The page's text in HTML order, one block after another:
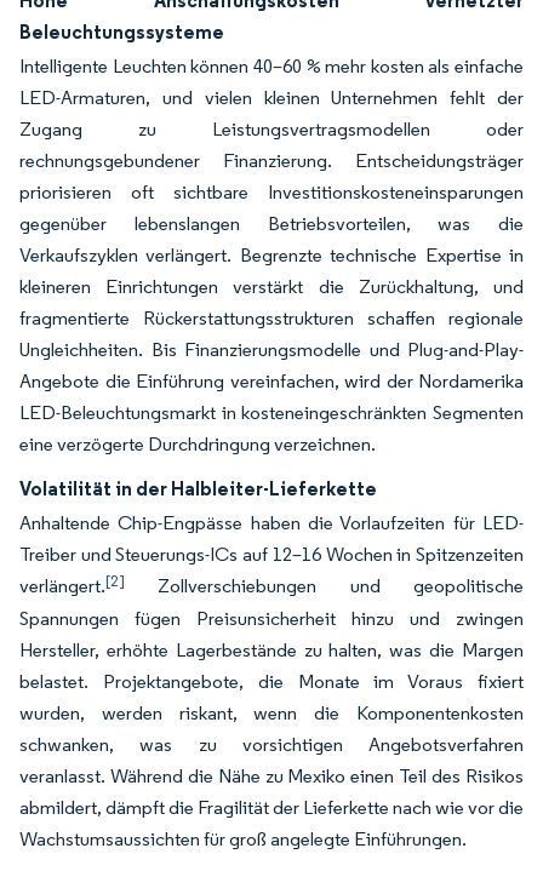
Beleuchtungssysteme
Intelligente Leuchten können 40–60 % mehr kosten als einfache
LED-Armaturen, und vielen kleinen Unternehmen fehlt der
Zugang zu Leistungsvertragsmodellen oder
rechnungsgebundener Finanzierung. Entscheidungsträger
priorisieren oft sichtbare Investitionskosteneinsparungen
gegenüber lebenslangen Betriebsvorteilen, was die
Verkaufszyklen verlängert. Begrenzte technische Expertise in
kleineren Einrichtungen verstärkt die Zurückhaltung, und
fragmentierte Rückerstattungsstrukturen schaffen regionale
Ungleichheiten. Bis Finanzierungsmodelle und Plug-and-Play-
Angebote die Einführung vereinfachen, wird der Nordamerika
LED-Beleuchtungsmarkt in kosteneingeschränkten Segmenten
eine verzögerte Durchdringung verzeichnen.
Volatilität in der Halbleiter-Lieferkette
Anhaltende Chip-Engpässe haben die Vorlaufzeiten für LED-
Treiber und Steuerungs-ICs auf 12–16 Wochen in Spitzenzeiten
verlängert.[2]
Zollverschiebungen und geopolitische
Spannungen fügen Preisunsicherheit hinzu und zwingen
Hersteller, erhöhte Lagerbestände zu halten, was die Margen
belastet. Projektangebote, die Monate im Voraus fixiert
wurden, werden riskant, wenn die Komponentenkosten
schwanken, was zu vorsichtigen Angebotsverfahren
veranlasst. Während die Nähe zu Mexiko einen Teil des Risikos
abmildert, dämpft die Fragilität der Lieferkette nach wie vor die
Wachstumsaussichten für groß angelegte Einführungen.